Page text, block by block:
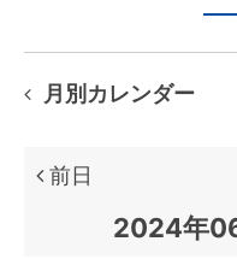
月別カレンダー
前日